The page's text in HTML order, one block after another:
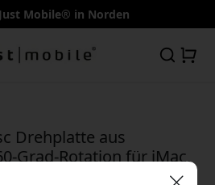
Mobile® in Norden
Drehplatte aus
Grad-Rotation für iMac,
in-One-Computer -